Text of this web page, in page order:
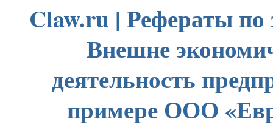
Claw.ru | Рефераты по
Внешне
деятельность
примере ООО